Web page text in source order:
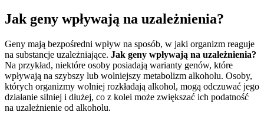
Jak geny wpływają na uzależnienia?
Geny mają bezpośredni wpływ na sposób, w jaki organizm reaguje
na substancje uzależniające. Jak geny wpływają na uzależnienia?
Na przykład, niektóre osoby posiadają warianty genów, które
wpływają na szybszy lub wolniejszy metabolizm alkoholu. Osoby,
których organizmy wolniej rozkładają alkohol, mogą odczuwać jego
działanie silniej i dłużej, co z kolei może zwiększać ich podatność
na uzależnienie od alkoholu.